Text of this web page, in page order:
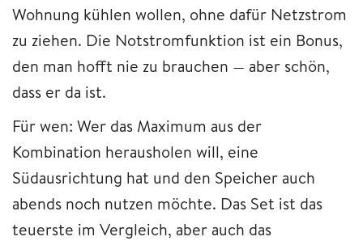
Wohnung kühlen wollen, ohne dafür Netzstrom
zu ziehen. Die Notstromfunktion ist ein Bonus,
den man hofft nie zu brauchen — aber schön,
dass er da ist.
Für wen: Wer das Maximum aus der
Kombination herausholen will, eine
Südausrichtung hat und den Speicher auch
abends noch nutzen möchte. Das Set ist das
teuerste im Vergleich, aber auch das